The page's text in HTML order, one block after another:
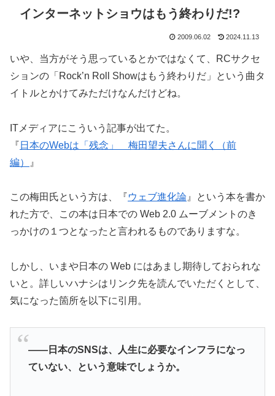
インターネットショウはもう終わりだ!?
2009.06.02 2024.11.13
いや、当方がそう思っているとかではなくて、RCサクセ
ションの「Rock’n Roll Showはもう終わりだ」という曲タ
イトルとかけてみただけなんだけどね。
ITメディアにこういう記事が出てた。
『 日本のWebは「残念」 梅田望夫さんに聞く（前
編）
』
この梅田氏という方は、『ウェブ進化論 』という本を書か
れた方で、この本は日本での Web 2.0 ムーブメントのき
っかけの１つとなったと言われるものでありますな。
しかし、いまや日本の Web にはあまし期待しておられな
いと。詳しいハナシはリンク先を読んでいただくとして、
気になった箇所を以下に引用。
――日本のSNSは、人生に必要なインフラになっ
ていない、という意味でしょうか。